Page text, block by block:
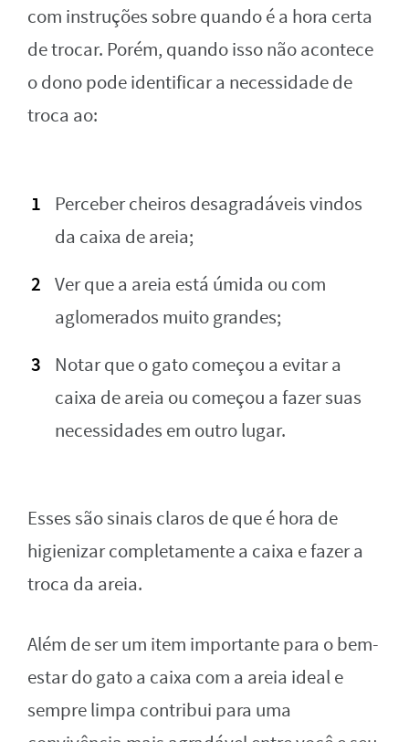
com instruções sobre quando é a hora certa
de trocar. Porém, quando isso não acontece
o dono pode identificar a necessidade de
troca ao:
Perceber cheiros desagradáveis vindos
da caixa de areia;
Ver que a areia está úmida ou com
aglomerados muito grandes;
Notar que o gato começou a evitar a
caixa de areia ou começou a fazer suas
necessidades em outro lugar.
Esses são sinais claros de que é hora de
higienizar completamente a caixa e fazer a
troca da areia.
Além de ser um item importante para o bem-
estar do gato a caixa com a areia ideal e
sempre limpa contribui para uma